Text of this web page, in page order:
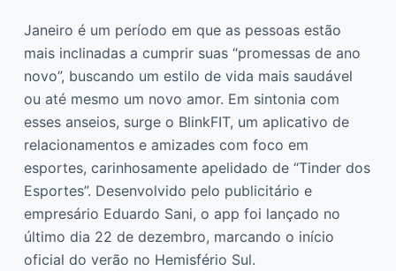
Janeiro é um período em que as pessoas estão
mais inclinadas a cumprir suas “promessas de ano
novo”, buscando um estilo de vida mais saudável
ou até mesmo um novo amor. Em sintonia com
esses anseios, surge o BlinkFIT, um aplicativo de
relacionamentos e amizades com foco em
esportes, carinhosamente apelidado de “Tinder dos
Esportes”. Desenvolvido pelo publicitário e
empresário Eduardo Sani, o app foi lançado no
último dia 22 de dezembro, marcando o início
oficial do verão no Hemisfério Sul.